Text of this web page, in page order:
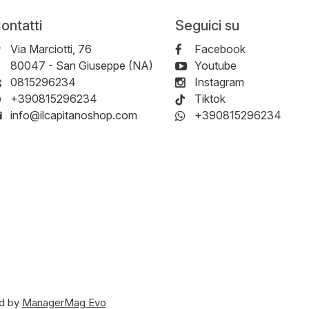
Via Marciotti, 76
-
80047 - San Giuseppe (NA)
0815296234
+390815296234
info@ilcapitanoshop.com
Seguici su
Facebook
Youtube
Instagram
Tiktok
+390815296234
by ManagerMag Evo